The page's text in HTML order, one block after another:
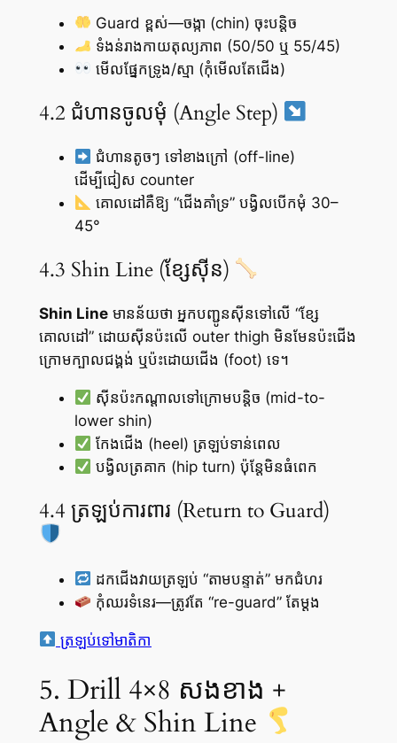
Guard ខ្ពស់—ចង្កា (chin) ចុះបន្តិច
ទំងន់រាងកាយតុល្យភាព (50/50 ឬ 55/45)
មើលផ្នែកទ្រូង/ស្មា (កុំមើលតែជើង)
4.2 ជំហានចូលមុំ (Angle Step)
ជំហានតូចៗ ទៅខាងក្រៅ (off-line)
ដើម្បីជៀស counter
គោលដៅគឺឱ្យ “ជើងគាំទ្រ” បង្វិលបើកមុំ 30–
45°
4.3 Shin Line (ខ្សែស៊ីន)
Shin Lineមានន័យថា អ្នកបញ្ជូនស៊ីនទៅលើ “ខ្សែ
គោលដៅ” ដោយស៊ីនប៉ះលើ outer thigh មិនមែនប៉ះជើង
ក្រោមក្បាលជង្គង់ ឬប៉ះដោយជើង (foot) ទេ។
ស៊ីនប៉ះកណ្តាលទៅក្រោមបន្តិច (mid-to-
lower shin)
កែងជើង (heel) ត្រឡប់ទាន់ពេល
បង្វិលត្រគាក (hip turn) ប៉ុន្តែមិនធំពេក
4.4 ត្រឡប់ការពារ (Return to Guard)
ដកជើងវាយត្រឡប់ “តាមបន្ទាត់” មកជំហរ
កុំឈរទំនេរ—ត្រូវតែ “re-guard” តែម្តង
ត្រឡប់ទៅមាតិកា
5. Drill 4×8 សងខាង +
Angle & Shin Line